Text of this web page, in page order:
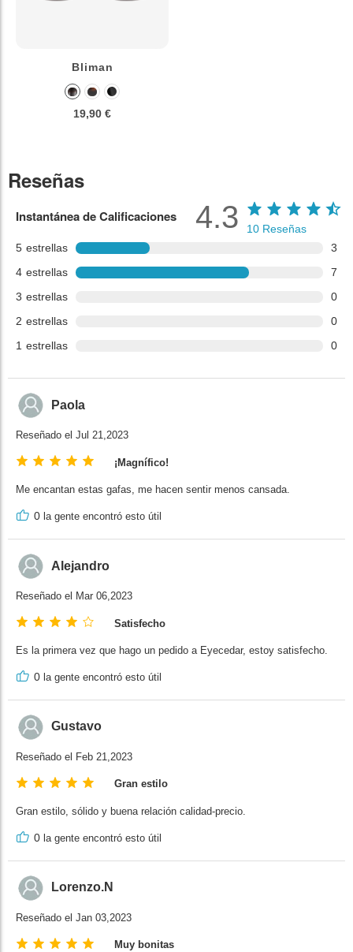
Bliman
19,90 €
Reseñas
Instantánea de Calificaciones
5 estrellas
3
4 estrellas
7
3 estrellas
0
2 estrellas
0
1 estrellas 0
4.3 10 Reseñas
Paola
Reseñado el Jul 21,2023
¡Magnífico!
Me encantan estas gafas, me hacen sentir menos cansada.
0 la gente encontró esto útil
Alejandro
Reseñado el Mar 06,2023
Satisfecho
Es la primera vez que hago un pedido a Eyecedar, estoy satisfecho.
0 la gente encontró esto útil
Gustavo
Reseñado el Feb 21,2023
Gran estilo
Gran estilo, sólido y buena relación calidad-precio.
0 la gente encontró esto útil
Lorenzo.N
Reseñado el Jan 03,2023
Muy bonitas